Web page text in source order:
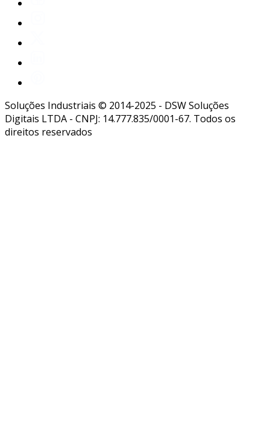
Soluções Industriais © 2014-2025 - DSW Soluções
Digitais LTDA - CNPJ: 14.777.835/0001-67. Todos os
direitos reservados